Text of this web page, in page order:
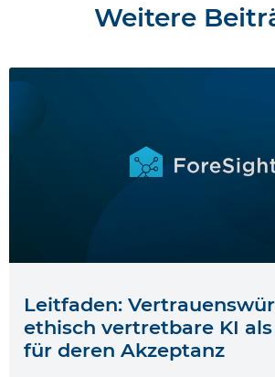
Weitere
Leitfaden:
ethisch vertretbare KI
für deren Akzeptanz